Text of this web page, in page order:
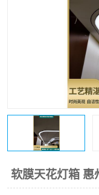
软膜天花灯箱 惠